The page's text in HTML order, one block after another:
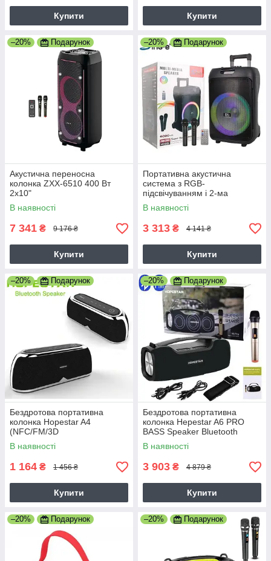
Купити Купити
–20% Подарунок
Акустична переносна
колонка ZXX-6510 400 Вт
2x10"
TWS/FM/USB/TF/BT/REC/LED
/2MIC/ДК
В наявності
7 341 ₴ 9 176 ₴
Купити
–20% Подарунок
Портативна акустична
система з RGB-
підсвічуванням і 2-ма
мікрофонами Sing-e
ZQS12148 50W, 6000mAh
В наявності
3 313 ₴ 4 141 ₴
Купити
–20% Подарунок
Бездротова портативна
колонка Hopestar A4
(NFC/FM/3D
Stereo/10W/Original) Чорна
В наявності
1 164 ₴ 1 456 ₴
Купити
–20% Подарунок
Бездротова портативна
колонка Hepestar A6 PRO
BASS Speaker Bluetooth
В наявності
3 903 ₴ 4 879 ₴
Купити
–20% Подарунок –20% Подарунок